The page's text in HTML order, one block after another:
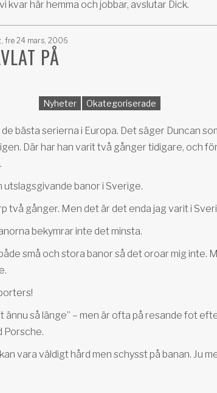
kvar här hemma och jobbar, avslutar Dick.
, fre 24 mars, 2006
PÅ
Nyheter Okategoriserade
de bästa serierna i Europa. Det säger Duncan
Där har han varit två gånger tidigare, och
utslagsgivande banor i Sverige.
två gånger. Men det är det enda jag varit i
bekymrar inte det minsta.
små och stora banor så det oroar mig inte.
ännu så länge” – men är ofta på resande fot
Porsche.
vara väldigt hård men schysst på banan. Ju